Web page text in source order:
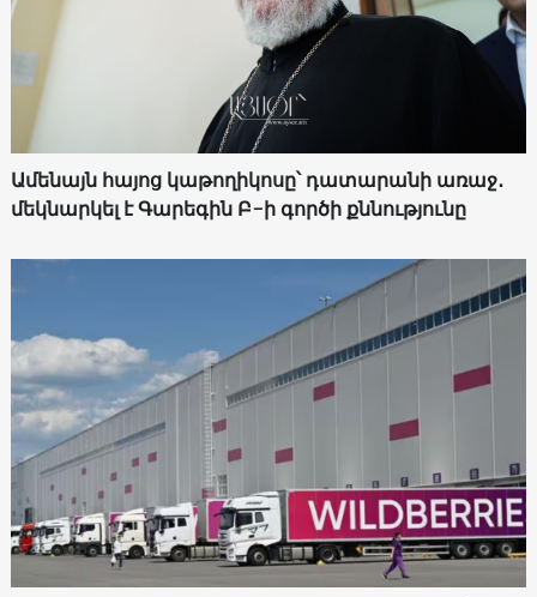
Ամենայն հայոց կաթողիկոսը՝ դատարանի առաջ․
մեկնարկել է Գարեգին Բ-ի գործի քննությունը